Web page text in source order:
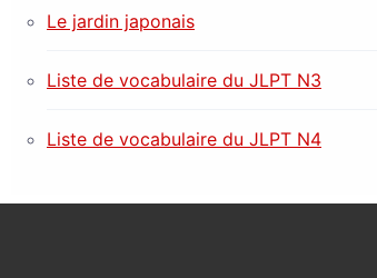
Le jardin japonais
Liste de vocabulaire du JLPT N3
Liste de vocabulaire du JLPT N4